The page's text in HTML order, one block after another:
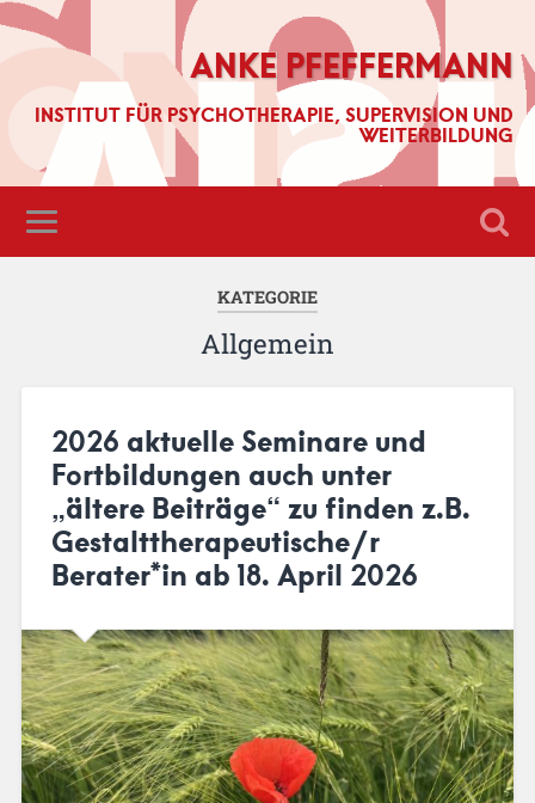
ANKE PFEFFERMANN
INSTITUT FÜR PSYCHOTHERAPIE, SUPERVISION UND
WEITERBILDUNG
KATEGORIE
Allgemein
2026 aktuelle Seminare und
Fortbildungen auch unter
„ältere Beiträge“ zu finden z.B.
Gestalttherapeutische/r
Berater*in ab 18. April 2026